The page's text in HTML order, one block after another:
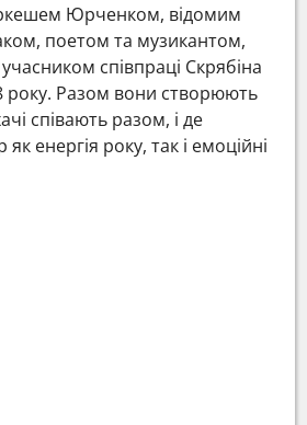
Юрченком, відомим
поетом та музикантом,
співпраці Скрябіна
Разом вони створюють
співають разом, і де
енергія року, так і емоційні